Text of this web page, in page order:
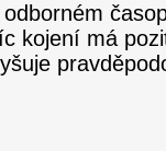
kojení má